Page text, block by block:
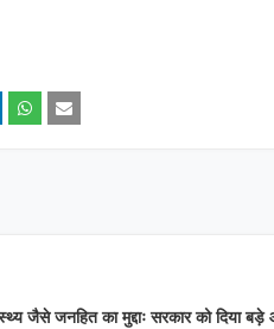
जैसे जनहित का मुद्दाः सरकार को दिया